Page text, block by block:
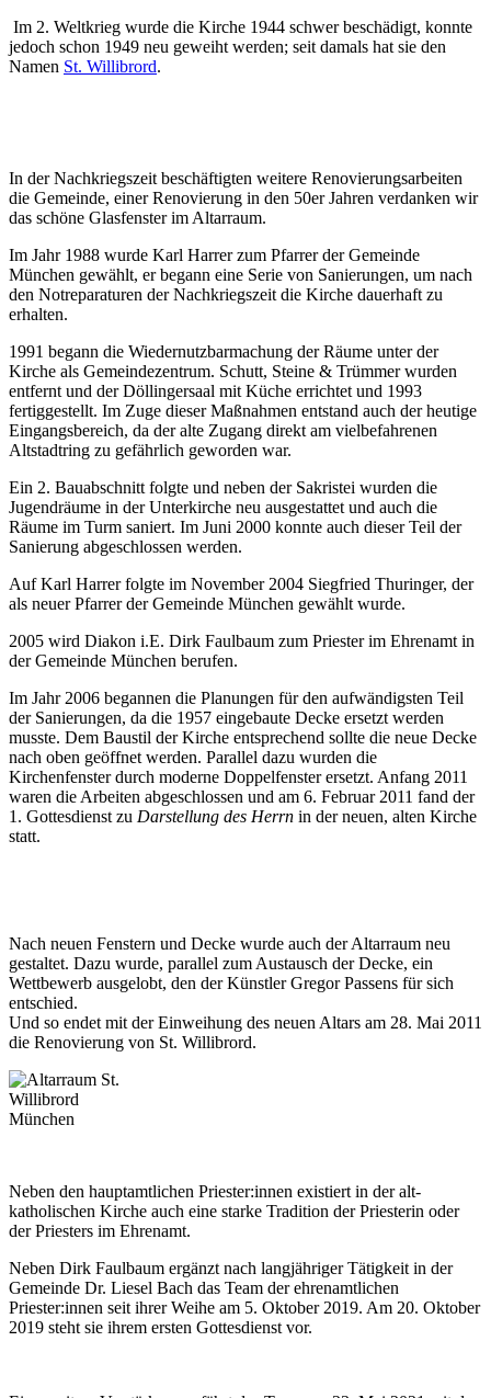
Im 2. Weltkrieg wurde die Kirche 1944 schwer beschädigt, konnte
jedoch schon 1949 neu geweiht werden; seit damals hat sie den
Namen St. Willibrord.
In der Nachkriegszeit beschäftigten weitere Renovierungsarbeiten
die Gemeinde, einer Renovierung in den 50er Jahren verdanken wir
das schöne Glasfenster im Altarraum.
Im Jahr 1988 wurde Karl Harrer zum Pfarrer der Gemeinde
München gewählt, er begann eine Serie von Sanierungen, um nach
den Notreparaturen der Nachkriegszeit die Kirche dauerhaft zu
erhalten.
1991 begann die Wiedernutzbarmachung der Räume unter der
Kirche als Gemeindezentrum. Schutt, Steine & Trümmer wurden
entfernt und der Döllingersaal mit Küche errichtet und 1993
fertiggestellt. Im Zuge dieser Maßnahmen entstand auch der heutige
Eingangsbereich, da der alte Zugang direkt am vielbefahrenen
Altstadtring zu gefährlich geworden war.
Ein 2. Bauabschnitt folgte und neben der Sakristei wurden die
Jugendräume in der Unterkirche neu ausgestattet und auch die
Räume im Turm saniert. Im Juni 2000 konnte auch dieser Teil der
Sanierung abgeschlossen werden.
Auf Karl Harrer folgte im November 2004 Siegfried Thuringer, der
als neuer Pfarrer der Gemeinde München gewählt wurde.
2005 wird Diakon i.E. Dirk Faulbaum zum Priester im Ehrenamt in
der Gemeinde München berufen.
Im Jahr 2006 begannen die Planungen für den aufwändigsten Teil
der Sanierungen, da die 1957 eingebaute Decke ersetzt werden
musste. Dem Baustil der Kirche entsprechend sollte die neue Decke
nach oben geöffnet werden. Parallel dazu wurden die
Kirchenfenster durch moderne Doppelfenster ersetzt. Anfang 2011
waren die Arbeiten abgeschlossen und am 6. Februar 2011 fand der
1. Gottesdienst zu Darstellung des Herrn in der neuen, alten Kirche
statt.
Nach neuen Fenstern und Decke wurde auch der Altarraum neu
gestaltet. Dazu wurde, parallel zum Austausch der Decke, ein
Wettbewerb ausgelobt, den der Künstler Gregor Passens für sich
entschied.
Und so endet mit der Einweihung des neuen Altars am 28. Mai 2011
die Renovierung von St. Willibrord.
Neben den hauptamtlichen Priester:innen existiert in der alt-
katholischen Kirche auch eine starke Tradition der Priesterin oder
der Priesters im Ehrenamt.
Neben Dirk Faulbaum ergänzt nach langjähriger Tätigkeit in der
Gemeinde Dr. Liesel Bach das Team der ehrenamtlichen
Priester:innen seit ihrer Weihe am 5. Oktober 2019. Am 20. Oktober
2019 steht sie ihrem ersten Gottesdienst vor.